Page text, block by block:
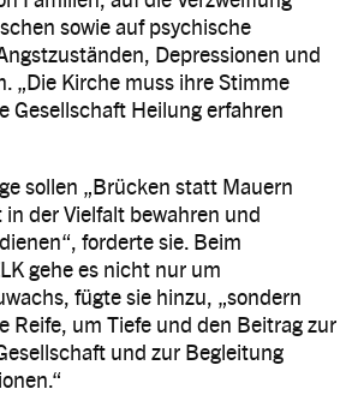
sowie auf psychische
Depressionen und
„Die Kirche muss ihre Stimme
Gesellschaft Heilung erfahren
sollen „Brücken statt Mauern
der Vielfalt bewahren und
forderte sie. Beim
gehe es nicht nur um
fügte sie hinzu, „sondern
Reife, um Tiefe und den Beitrag zur
und zur Begleitung